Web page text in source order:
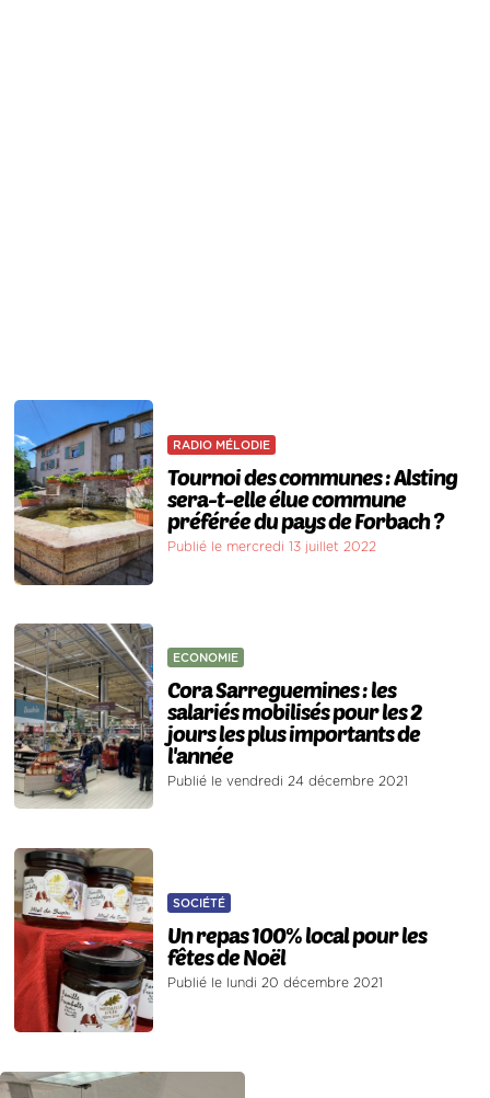
RADIO MÉLODIE
Tournoi des communes : Alsting
sera-t-elle élue commune
préférée du pays de Forbach ?
Publié le mercredi 13 juillet 2022
ECONOMIE
Cora Sarreguemines : les
salariés mobilisés pour les 2
jours les plus importants de
l'année
Publié le vendredi 24 décembre 2021
SOCIÉTÉ
Un repas 100% local pour les
fêtes de Noël
Publié le lundi 20 décembre 2021